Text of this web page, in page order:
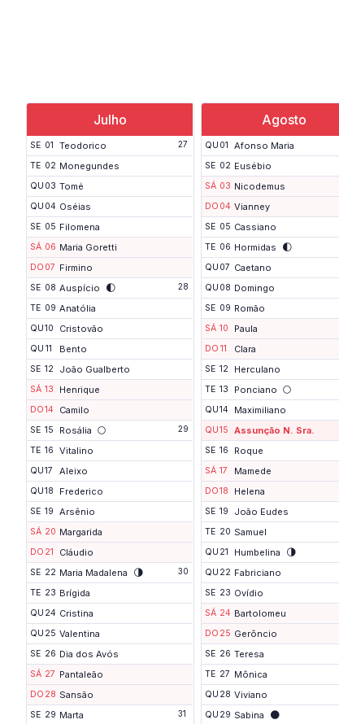
Julho
SE 01 Teodorico 27
TE 02 Monegundes
QU 03 Tomé
QU 04 Oséias
SE 05 Filomena
SÁ 06 Maria Goretti
DO 07 Firmino
SE 08 Auspício 🌓 28
TE 09 Anatólia
QU10 Cristovão
QU 11 Bento
SE 12 João Gualberto
SÁ 13 Henrique
DO14 Camilo
SE 15 Rosália 🌕 29
TE 16 Vitalino
QU17 Aleixo
QU18 Frederico
SE 19 Arsênio
SÁ 20 Margarida
DO 21 Cláudio
SE 22 Maria Madalena 🌗 30
TE 23 Brígida
QU 24 Cristina
QU 25 Valentina
SE 26 Dia dos Avós
SÁ 27 Pantaleão
DO 28 Sansão
SE 29 Marta 31
Agosto
QU 01 Afonso Maria
SE 02 Eusébio
SÁ 03 Nicodemus
DO 04 Vianney
SE 05 Cassiano
TE 06 Hormidas 🌓
QU 07 Caetano
QU 08 Domingo
SE 09 Romão
SÁ 10 Paula
DO 11 Clara
SE 12 Herculano
TE 13 Ponciano 🌕
QU14 Maximiliano
QU15 Assunção N. Sra.
SE 16 Roque
SÁ 17 Mamede
DO18 Helena
SE 19 João Eudes
TE 20 Samuel
QU 21 Humbelina 🌗
QU 22 Fabriciano
SE 23 Ovídio
SÁ 24 Bartolomeu
DO 25 Gerôncio
SE 26 Teresa
TE 27 Mônica
QU 28 Viviano
QU 29 Sabina 🌑